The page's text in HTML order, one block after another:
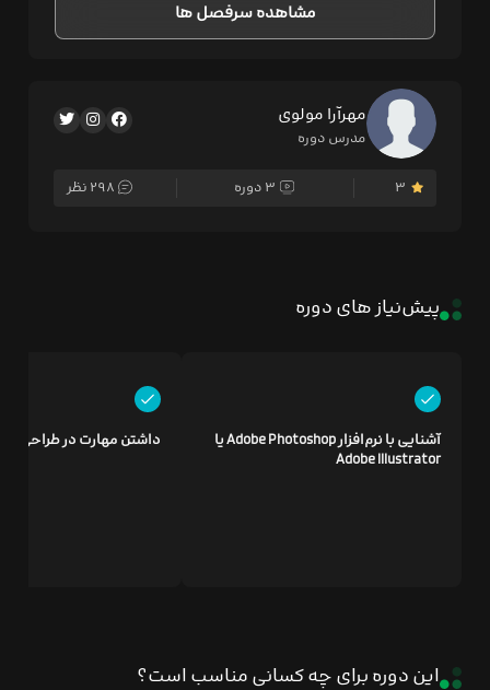
مشاهده سرفصل ها
مهرآرا مولوی
مدرس دوره
پیش‌نیاز های دوره
آشنایی با نرم‌افزار Adobe Photoshop یا
Adobe Illustrator
داشتن مهارت در طراحی
این دوره برای چه کسانی مناسب است؟